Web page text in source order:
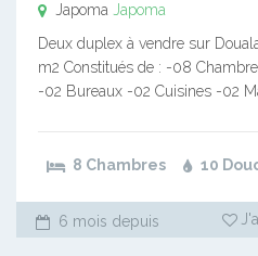
Japoma Japoma
Deux duplex à vendre sur
m2 Constitués de : -08
-02 Bureaux -02 Cuisines -02
8 Chambres 10
6 mois depuis